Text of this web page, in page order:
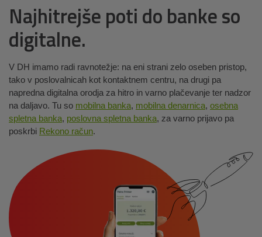
Najhitrejše poti do banke so
digitalne.
V DH imamo radi ravnotežje: na eni strani zelo oseben pristop,
tako v poslovalnicah kot kontaktnem centru, na drugi pa
napredna digitalna orodja za hitro in varno plačevanje ter nadzor
na daljavo. Tu so mobilna banka, mobilna denarnica, osebna
spletna banka, poslovna spletna banka, za varno prijavo pa
poskrbi Rekono račun.